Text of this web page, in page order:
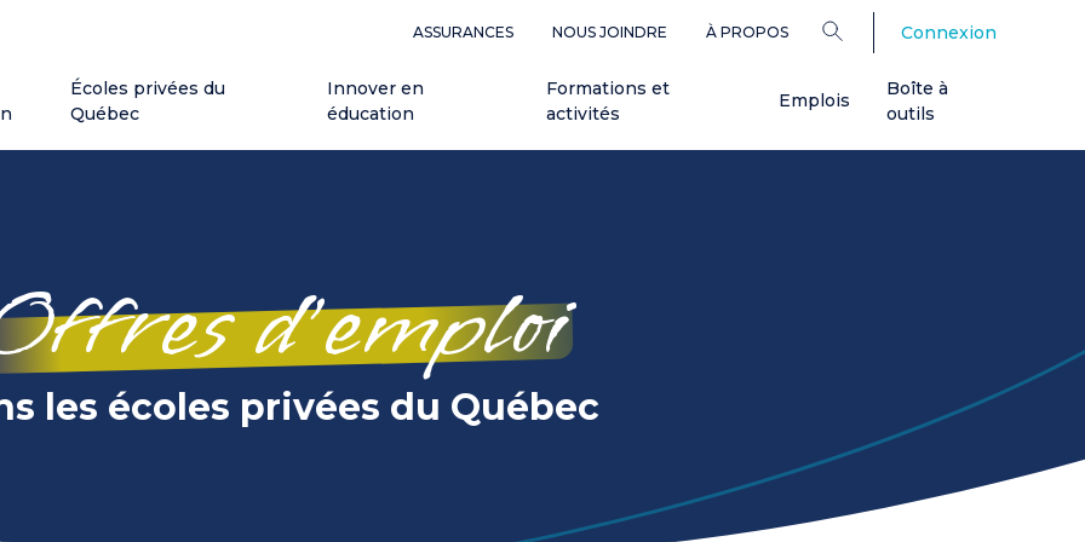
ASSURANCES NOUS JOINDRE À PROPOS Connexion
Écoles privées du
Québec
Innover en
éducation
Formations et
activités
Emplois
Boîte à
outils
d’emploi
les écoles privées du Québec